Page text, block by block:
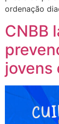
ordenação
CNBB
jovens